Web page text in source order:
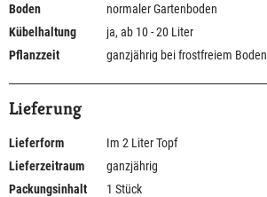
Boden
normaler Gartenboden
Kübelhaltung
ja, ab 10 - 20 Liter
Pflanzzeit
ganzjährig bei frostfreiem Boden
Lieferung
Lieferform
Im 2 Liter Topf
Lieferzeitraum
ganzjährig
Packungsinhalt
1 Stück